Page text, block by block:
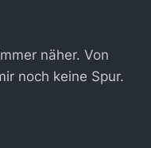
näher. Von
noch keine Spur.